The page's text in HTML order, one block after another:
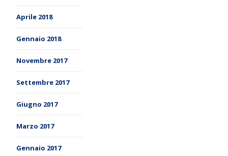
Aprile 2018
Gennaio 2018
Novembre 2017
Settembre 2017
Giugno 2017
Marzo 2017
Gennaio 2017